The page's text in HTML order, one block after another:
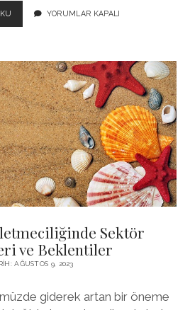
YOLU
KONTROLÜ
İÇIN
İPUÇLARI
YORUMLAR KAPALI
Sektör
ve Beklentiler
AĞUSTOS 9, 2023
giderek artan bir öneme